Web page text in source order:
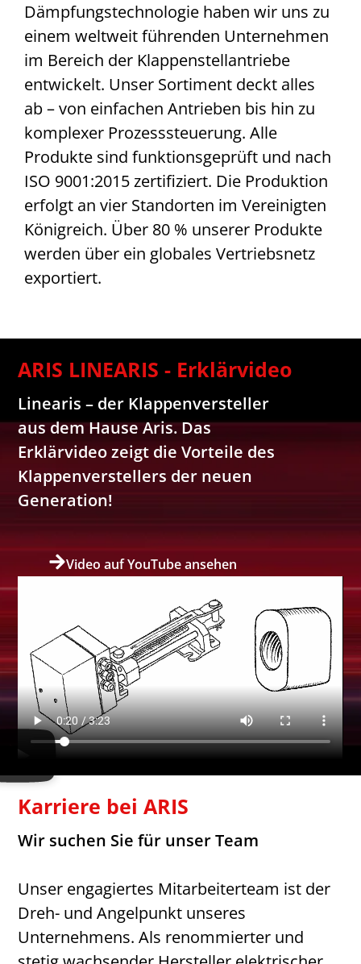
Dämpfungstechnologie haben wir uns zu
einem weltweit führenden Unternehmen
im Bereich der Klappenstellantriebe
entwickelt. Unser Sortiment deckt alles
ab – von einfachen Antrieben bis hin zu
komplexer Prozesssteuerung. Alle
Produkte sind funktionsgeprüft und nach
ISO 9001:2015 zertifiziert. Die Produktion
erfolgt an vier Standorten im Vereinigten
Königreich. Über 80 % unserer Produkte
werden über ein globales Vertriebsnetz
exportiert.
ARIS LINEARIS - Erklärvideo
Linearis – der Klappenversteller
aus dem Hause Aris. Das
Erklärvideo zeigt die Vorteile des
Klappenverstellers der neuen
Generation!
Video auf YouTube ansehen
Karriere bei ARIS
Wir suchen Sie für unser Team
Unser engagiertes Mitarbeiterteam ist der
Dreh- und Angelpunkt unseres
Unternehmens. Als renommierter und